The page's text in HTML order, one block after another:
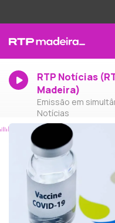
RTP Notícias
Madeira)
Emissão em
Notícias